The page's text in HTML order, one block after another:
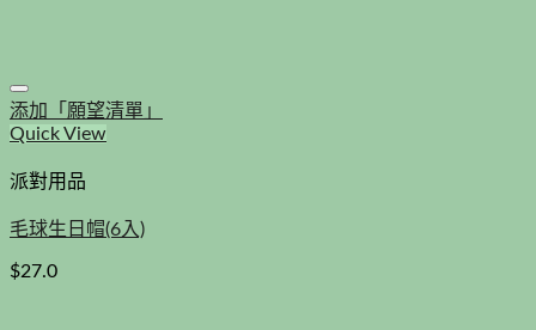
添加「願望清單」
Quick View
派對用品
毛球生日帽(6入)
$27.0